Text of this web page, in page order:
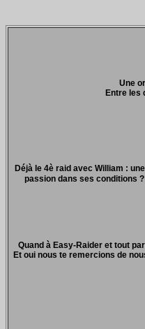
Une
Entre les
Déjà le 4è raid avec William :
passion dans ses conditions
Quand à Easy-Raider et tout
Et oui nous te remercions de